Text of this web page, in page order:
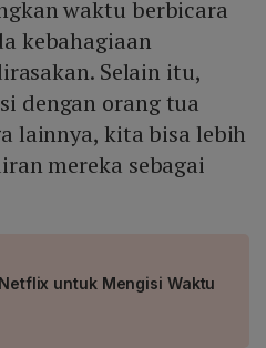
waktu berbicara
kebahagiaan
Selain itu,
dengan orang tua
lainnya, kita bisa lebih
mereka sebagai
untuk Mengisi Waktu